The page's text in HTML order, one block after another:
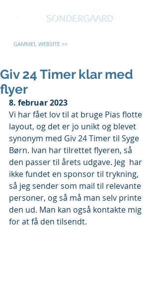
GAMMEL WEBSITE >>
Giv 24 Timer klar med
flyer
8. februar 2023
Vi har fået lov til at bruge Pias flotte
layout, og det er jo unikt og blevet
synonym med Giv 24 Timer til Syge
Børn. Ivan har tilrettet flyeren, så
den passer til årets udgave. Jeg  har
ikke fundet en sponsor til trykning,
så jeg sender som mail til relevante
personer, og så må man selv printe
den ud. Man kan også kontakte mig
for at få den tilsendt.